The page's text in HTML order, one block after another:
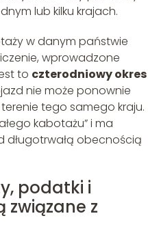
lub kilku krajach.
w danym państwie
wprowadzone
to czterodniowy okres
nie może ponownie
tego samego kraju.
kabotażu” i ma
długotrwałą obecnością
podatki i
związane z